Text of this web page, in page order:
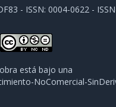
- ISSN: 0004-0622 -
está bajo una
NoComercial-